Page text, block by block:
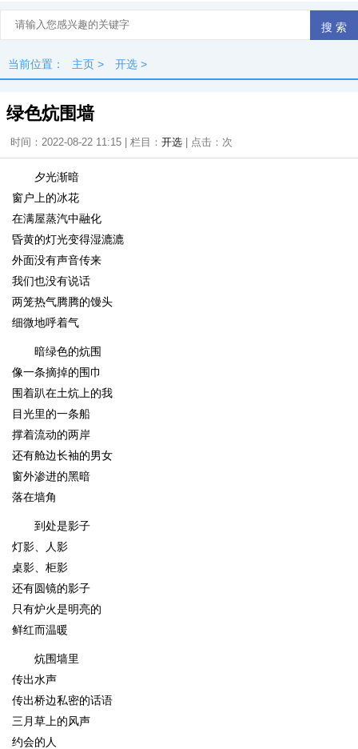
当前位置： 主页 > 开选 >
绿色炕围墙
时间：2022-08-22 11:15 | 栏目： 开选 | 点击： 次
夕光渐暗
窗户上的冰花
在满屋蒸汽中融化
昏黄的灯光变得湿漉漉
外面没有声音传来
我们也没有说话
两笼热气腾腾的馒头
细微地呼着气
暗绿色的炕围
像一条摘掉的围巾
围着趴在土炕上的我
目光里的一条船
撑着流动的两岸
还有舱边长袖的男女
窗外渗进的黑暗
落在墙角
到处是影子
灯影、人影
桌影、柜影
还有圆镜的影子
只有炉火是明亮的
鲜红而温暖
炕围墙里
传出水声
传出桥边私密的话语
三月草上的风声
约会的人